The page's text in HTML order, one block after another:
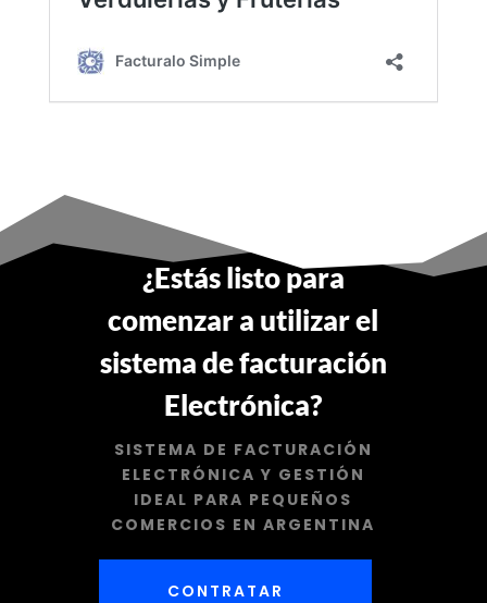
¿Estás listo para
comenzar a utilizar el
sistema de facturación
Electrónica?
SISTEMA DE FACTURACIÓN
ELECTRÓNICA Y GESTIÓN
IDEAL PARA PEQUEÑOS
COMERCIOS EN ARGENTINA
CONTRATAR